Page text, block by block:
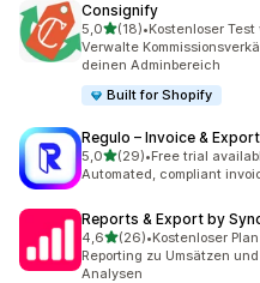
Consignify
5,0von 5 Sternen
(18)
18 Rezensionen insgesamt
•Kostenloser
Verwalte
deinen Adminbereich
Built for Shopify
Regulo – Invoice & Export
5,0von 5 Sternen
(29)
29 Rezensionen insgesamt
•Free trial
Automated, compliant
Reports & Export by
4,6von 5 Sternen
(26)
26 Rezensionen insgesamt
•Kostenloser
Reporting zu Umsätzen
Analysen